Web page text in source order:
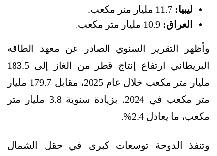
ليبيا:
العراق:
وأظهر التقرير السنوي الصادر عن معهد الطاقة
البريطاني ارتفاع إنتاج قطر من الغاز إلى 183.5
مليار متر مكعب خلال عام 2025، مقابل 179.7 مليار
متر مكعب في 2024، بزيادة سنوية 3.8 مليار متر
مكعب، ما يعادل 2.4%.
وتنفذ الدوحة توسعات كبرى في حقل الشمال